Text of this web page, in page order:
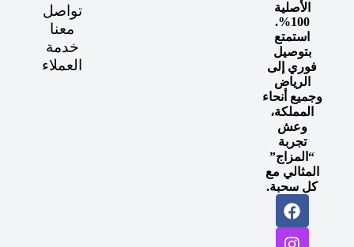
الأصلية
100%.
استمتع
بتوصيل
فوري إلى
الرياض
وجميع أنحاء
المملكة،
وعش
تجربة
“المزاج”
المثالي مع
كل سحبة.
تواصل
معنا
خدمة
العملاء